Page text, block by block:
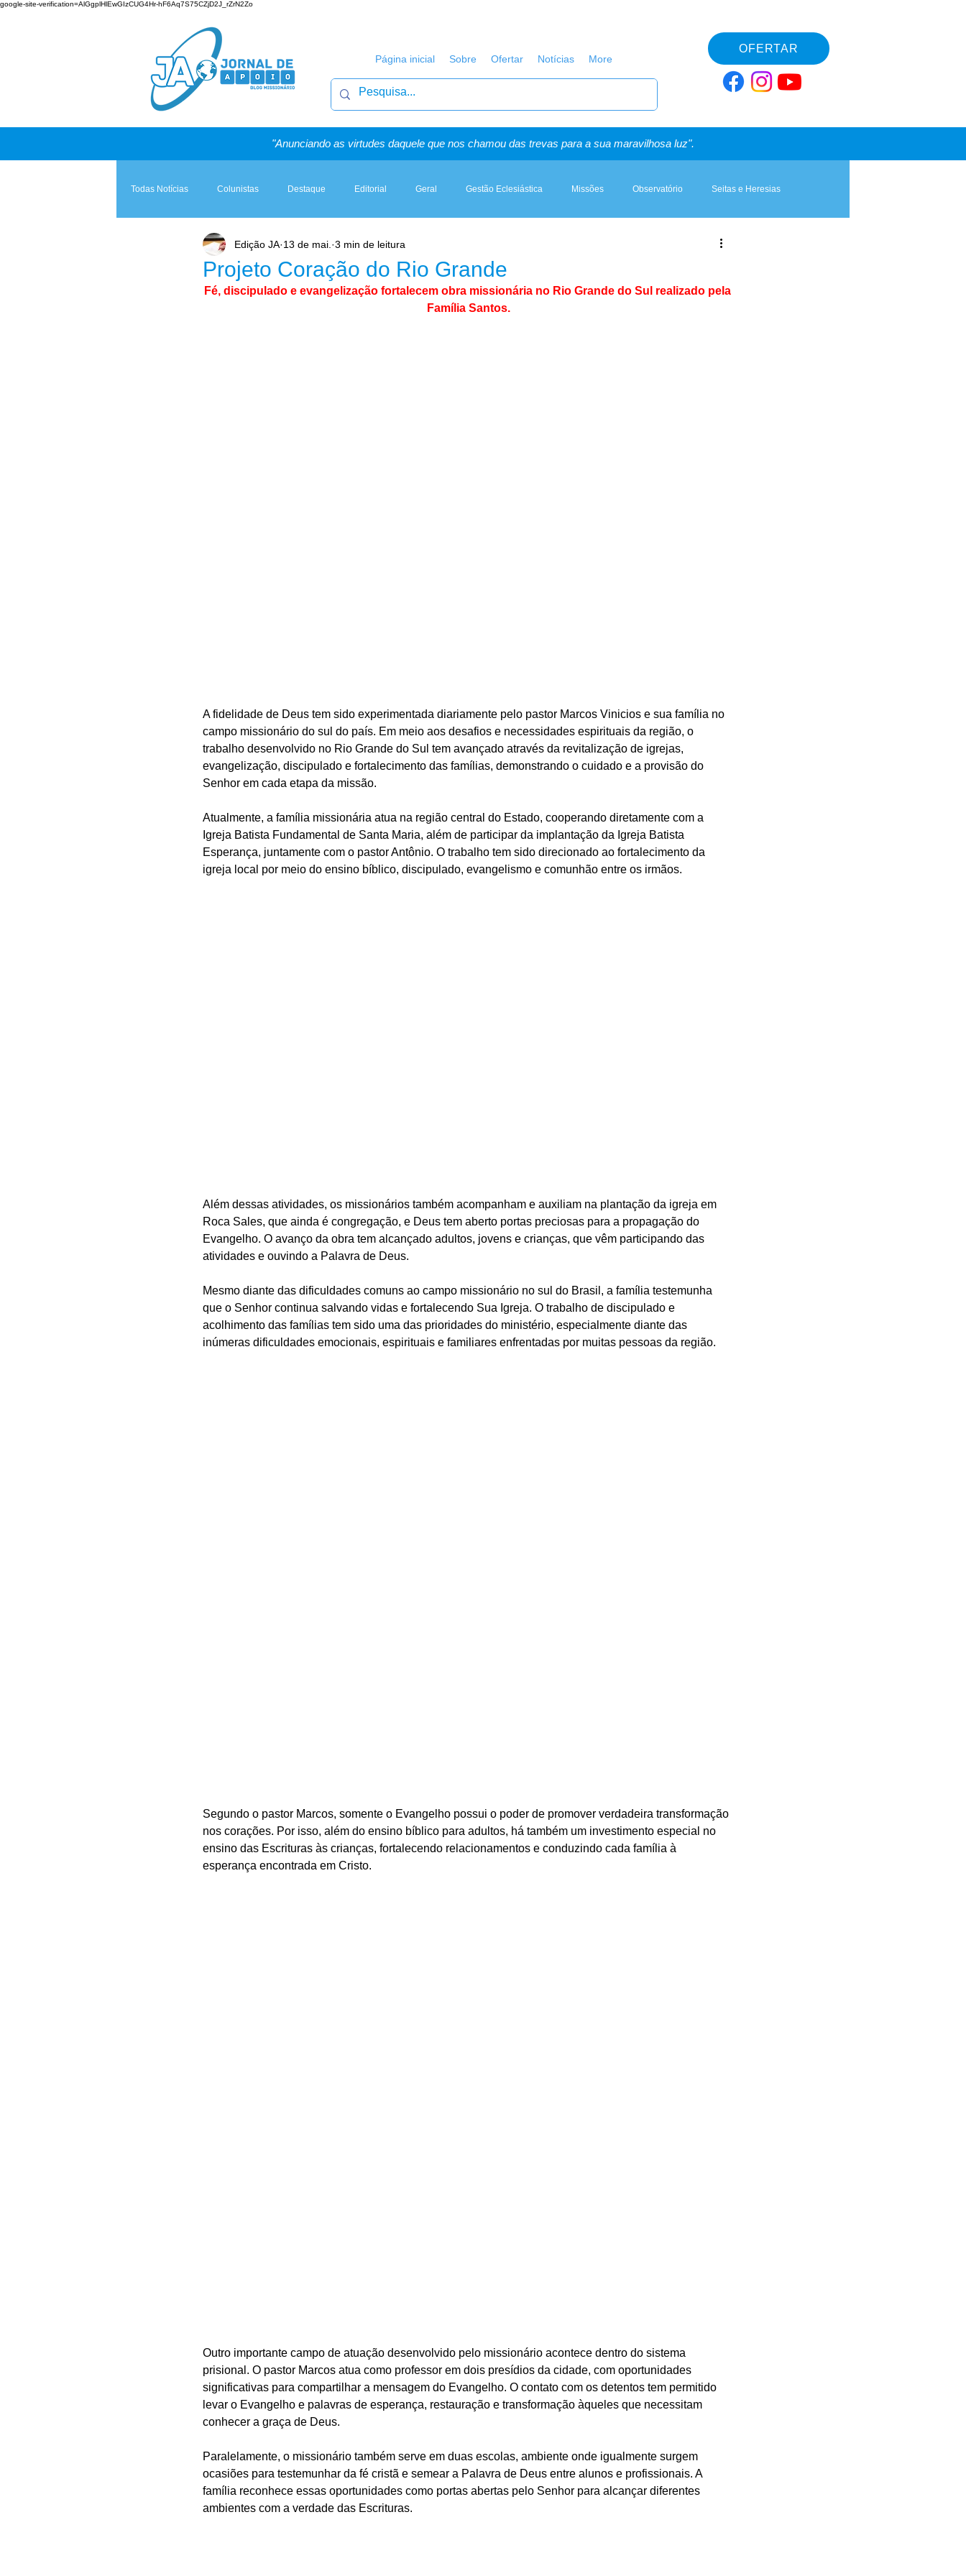
google-site-verification=AlGgplHlEwGIzCUG4Hr-hF6Aq7S75CZjD2J_rZrN2Zo
Página inicial Sobre Ofertar Notícias More
OFERTAR
"Anunciando as virtudes daquele que nos chamou das trevas para a sua maravilhosa luz".
Todas Notícias Colunistas Destaque Editorial Geral Gestão Eclesiástica Missões Observatório Seitas e Heresias
Teologia & Prática A Igreja e a Lei Artigos, Sermões & Esboços
Projeto Coração do Rio Grande
Edição JA 13 de mai. 3 min de leitura
Fé, discipulado e evangelização fortalecem obra missionária no Rio Grande do Sul realizado pela
Família Santos.
A fidelidade de Deus tem sido experimentada diariamente pelo pastor Marcos Vinicios e sua família no
campo missionário do sul do país. Em meio aos desafios e necessidades espirituais da região, o
trabalho desenvolvido no Rio Grande do Sul tem avançado através da revitalização de igrejas,
evangelização, discipulado e fortalecimento das famílias, demonstrando o cuidado e a provisão do
Senhor em cada etapa da missão.
Atualmente, a família missionária atua na região central do Estado, cooperando diretamente com a
Igreja Batista Fundamental de Santa Maria, além de participar da implantação da Igreja Batista
Esperança, juntamente com o pastor Antônio. O trabalho tem sido direcionado ao fortalecimento da
igreja local por meio do ensino bíblico, discipulado, evangelismo e comunhão entre os irmãos.
Além dessas atividades, os missionários também acompanham e auxiliam na plantação da igreja em
Roca Sales, que ainda é congregação, e Deus tem aberto portas preciosas para a propagação do
Evangelho. O avanço da obra tem alcançado adultos, jovens e crianças, que vêm participando das
atividades e ouvindo a Palavra de Deus.
Mesmo diante das dificuldades comuns ao campo missionário no sul do Brasil, a família testemunha
que o Senhor continua salvando vidas e fortalecendo Sua Igreja. O trabalho de discipulado e
acolhimento das famílias tem sido uma das prioridades do ministério, especialmente diante das
inúmeras dificuldades emocionais, espirituais e familiares enfrentadas por muitas pessoas da região.
Segundo o pastor Marcos, somente o Evangelho possui o poder de promover verdadeira transformação
nos corações. Por isso, além do ensino bíblico para adultos, há também um investimento especial no
ensino das Escrituras às crianças, fortalecendo relacionamentos e conduzindo cada família à
esperança encontrada em Cristo.
Outro importante campo de atuação desenvolvido pelo missionário acontece dentro do sistema
prisional. O pastor Marcos atua como professor em dois presídios da cidade, com oportunidades
significativas para compartilhar a mensagem do Evangelho. O contato com os detentos tem permitido
levar o Evangelho e palavras de esperança, restauração e transformação àqueles que necessitam
conhecer a graça de Deus.
Paralelamente, o missionário também serve em duas escolas, ambiente onde igualmente surgem
ocasiões para testemunhar da fé cristã e semear a Palavra de Deus entre alunos e profissionais. A
família reconhece essas oportunidades como portas abertas pelo Senhor para alcançar diferentes
ambientes com a verdade das Escrituras.